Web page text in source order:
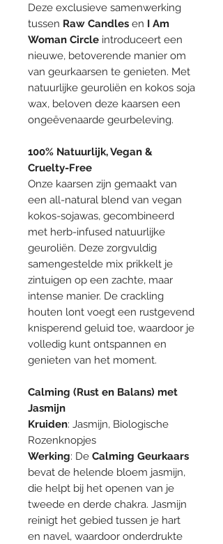
Deze exclusieve samenwerking
tussen Raw Candles en I Am
Woman Circle introduceert een
nieuwe, betoverende manier om
van geurkaarsen te genieten. Met
natuurlijke geuroliën en kokos soja
wax, beloven deze kaarsen een
ongeëvenaarde geurbeleving.
100% Natuurlijk, Vegan &
Cruelty-Free
Onze kaarsen zijn gemaakt van
een all-natural blend van vegan
kokos-sojawas, gecombineerd
met herb-infused natuurlijke
geuroliën. Deze zorgvuldig
samengestelde mix prikkelt je
zintuigen op een zachte, maar
intense manier. De crackling
houten lont voegt een rustgevend
knisperend geluid toe, waardoor je
volledig kunt ontspannen en
genieten van het moment.
Calming (Rust en Balans) met
Jasmijn
Kruiden: Jasmijn, Biologische
Rozenknopjes
Werking: De Calming Geurkaars
bevat de helende bloem jasmijn,
die helpt bij het openen van je
tweede en derde chakra. Jasmijn
reinigt het gebied tussen je hart
en navel, waardoor onderdrukte